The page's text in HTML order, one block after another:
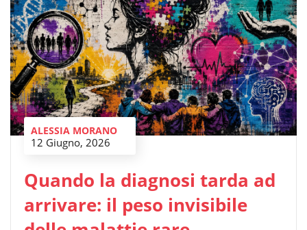
ALESSIA MORANO
12 Giugno, 2026
Quando la diagnosi tarda ad
arrivare: il peso invisibile